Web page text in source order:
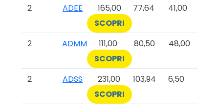
2
ADEE 165,00 77,64
41,00
SCOPRI
2
ADMM 111,00 80,50
48,00
SCOPRI
2
ADSS 231,00 103,94
6,50
SCOPRI